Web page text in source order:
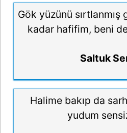
Gök yüzünü
kadar hafifim, beni de
Saltuk
Halime bakıp da
yudum